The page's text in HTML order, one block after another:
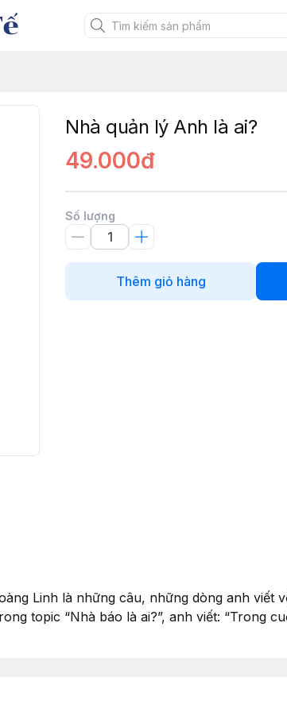
Nhà quản lý Anh là ai?
49.000đ
Số lượng
Thêm giỏ hàng
Linh là những câu, những dòng anh viết
topic “Nhà báo là ai?”, anh viết: “Trong